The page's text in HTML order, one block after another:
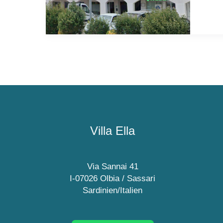
Villa Ella
Via Sannai 41
I-07026 Olbia / Sassari
Sardinien/Italien